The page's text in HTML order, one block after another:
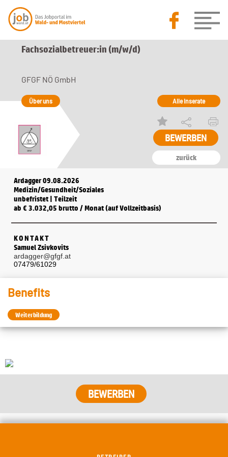
Fachsozialbetreuer:in (m/w/d)
zurück
GFGF NÖ GmbH
Über uns Alle Inserate
Ardagger 09.08.2026
Medizin/Gesundheit/Soziales
unbefristet | Teilzeit
ab € 3.032,05 brutto / Monat (auf Vollzeitbasis)
KONTAKT
Samuel Zsivkovits
ardagger@gfgf.at
07479/61029
Benefits
Weiterbildung